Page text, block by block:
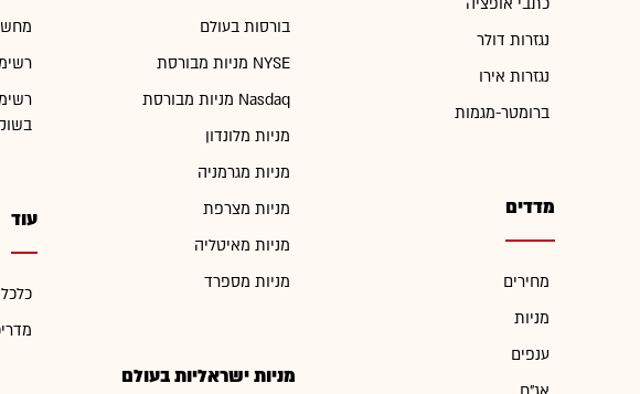
נגזרות דולר
נגזרות אירו
ברומטר-מגמות
מדדים
מחירים
מניות
ענפים
בורסות בעולם
מניות מבורסת NYSE
מניות מבורסת Nasdaq
מניות מלונדון
מניות מגרמניה
מניות מצרפת
מניות מאיטליה
מניות מספרד
מניות ישראליות בעולם
עוד